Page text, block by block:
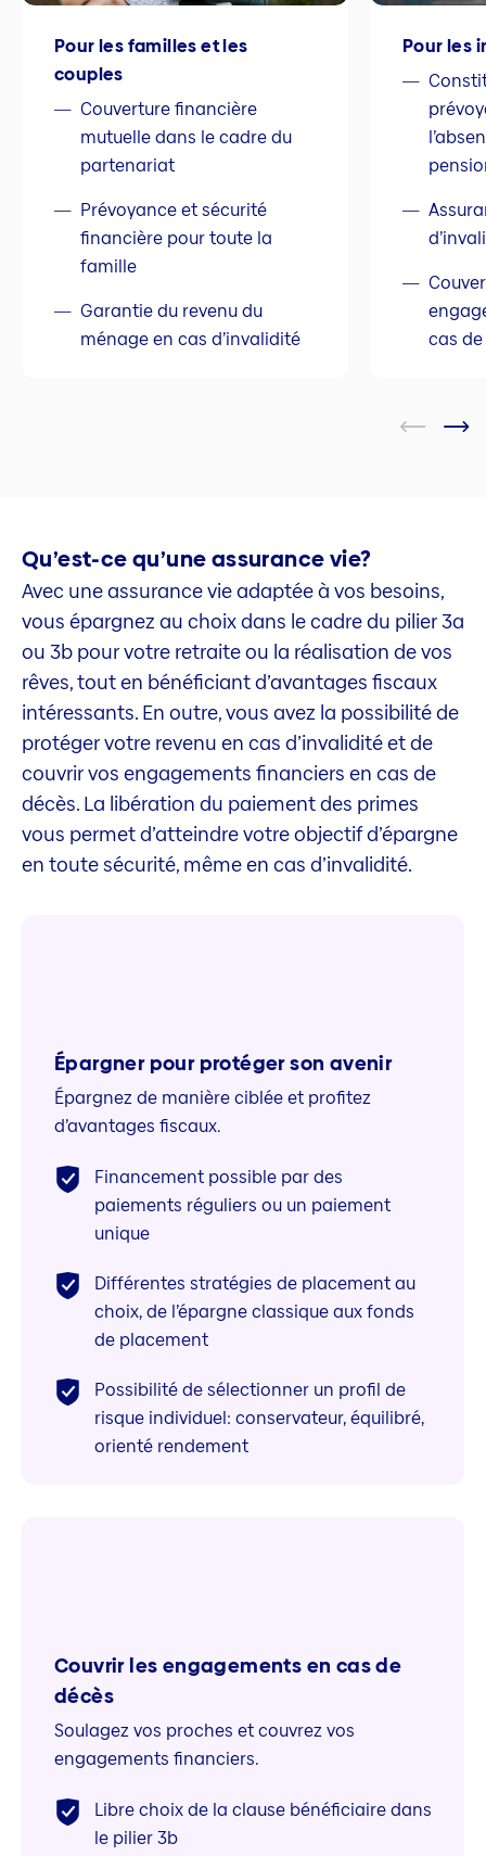
Pour les familles et les
couples
Couverture financière
mutuelle dans le cadre du
partenariat
Prévoyance et sécurité
financière pour toute la
famille
Garantie du revenu du
ménage en cas d’invalidité
Pour les
cas
Qu’est-ce qu’une assurance vie?
Avec une assurance vie adaptée à vos besoins,
vous épargnez au choix dans le cadre du pilier 3a
ou 3b pour votre retraite ou la réalisation de vos
rêves, tout en bénéficiant d’avantages fiscaux
intéressants. En outre, vous avez la possibilité de
protéger votre revenu en cas d’invalidité et de
couvrir vos engagements financiers en cas de
décès. La libération du paiement des primes
vous permet d’atteindre votre objectif d’épargne
en toute sécurité, même en cas d’invalidité.
Épargner pour protéger son avenir
Épargnez de manière ciblée et profitez
d’avantages fiscaux.
Financement possible par des
paiements réguliers ou un paiement
unique
Différentes stratégies de placement au
choix, de l’épargne classique aux fonds
de placement
Possibilité de sélectionner un profil de
risque individuel: conservateur, équilibré,
orienté rendement
Couvrir les engagements en cas de
décès
Soulagez vos proches et couvrez vos
engagements financiers.
Libre choix de la clause bénéficiaire dans
le pilier 3b